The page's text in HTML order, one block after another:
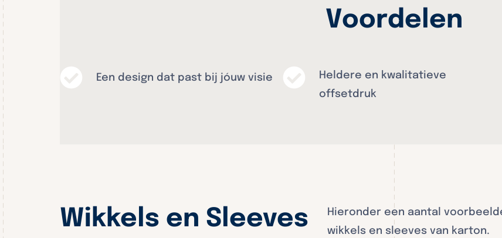
Voordelen
Een design dat past bij jóuw visie
Heldere en kwalitatieve
offsetdruk
Wikkels en Sleeves
Hieronder een aantal
wikkels en sleeves van karton.